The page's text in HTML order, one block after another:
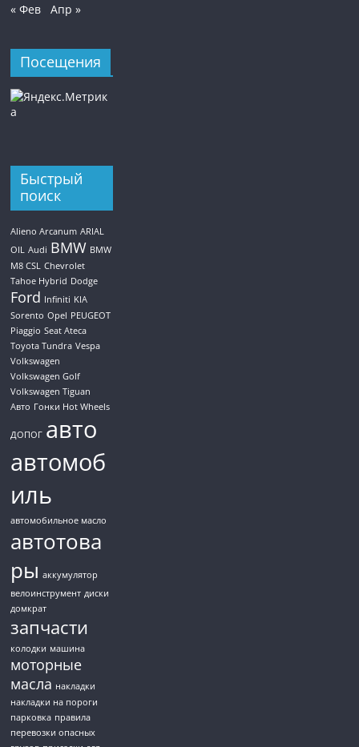
« Фев Апр »
Посещения
Быстрый
поиск
Alieno Arcanum ARIAL
OIL
Audi BMW BMW
M8 CSL
Chevrolet
Tahoe Hybrid Dodge
Ford Infiniti KIA
Sorento Opel PEUGEOT
Piaggio Seat Ateca
Toyota Tundra Vespa
Volkswagen
Volkswagen Golf
Volkswagen Tiguan
Авто Гонки Hot Wheels
ДОПОГ авто
автомоб
иль
автомобильное масло
автотова
ры аккумулятор
велоинструмент диски
домкрат
запчасти
колодки машина
моторные
масла накладки
накладки на пороги
парковка правила
перевозки опасных